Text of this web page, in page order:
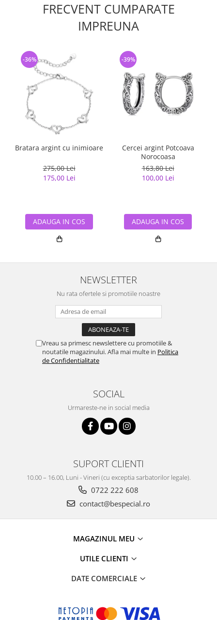
FRECVENT CUMPARATE
IMPREUNA
Bratara argint cu inimioare
275,00 Lei
175,00 Lei
-36%
ADAUGA IN COS
Cercei argint Potcoava
Norocoasa
163,80 Lei
100,00 Lei
-39%
ADAUGA IN COS
NEWSLETTER
Nu rata ofertele si promotiile noastre
Vreau sa primesc newslettere cu promotiile &
noutatile magazinului. Afla mai multe in Politica
de Confidentialitate
SOCIAL
Urmareste-ne in social media
SUPORT CLIENTI
10.00 – 16.00, Luni - Vineri (cu exceptia sarbatorilor legale).
0722 222 608
contact@bespecial.ro
MAGAZINUL MEU
UTILE CLIENTI
DATE COMERCIALE